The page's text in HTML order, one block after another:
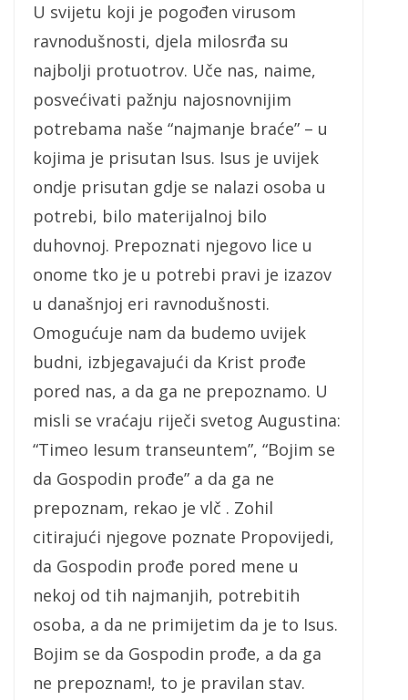
U svijetu koji je pogođen virusom
ravnodušnosti, djela milosrđa su
najbolji protuotrov. Uče nas, naime,
posvećivati pažnju najosnovnijim
potrebama naše “najmanje braće” – u
kojima je prisutan Isus. Isus je uvijek
ondje prisutan gdje se nalazi osoba u
potrebi, bilo materijalnoj bilo
duhovnoj. Prepoznati njegovo lice u
onome tko je u potrebi pravi je izazov
u današnjoj eri ravnodušnosti.
Omogućuje nam da budemo uvijek
budni, izbjegavajući da Krist prođe
pored nas, a da ga ne prepoznamo. U
misli se vraćaju riječi svetog Augustina:
“Timeo Iesum transeuntem”, “Bojim se
da Gospodin prođe” a da ga ne
prepoznam, rekao je vlč . Zohil
citirajući njegove poznate Propovijedi,
da Gospodin prođe pored mene u
nekoj od tih najmanjih, potrebitih
osoba, a da ne primijetim da je to Isus.
Bojim se da Gospodin prođe, a da ga
ne prepoznam!, to je pravilan stav.